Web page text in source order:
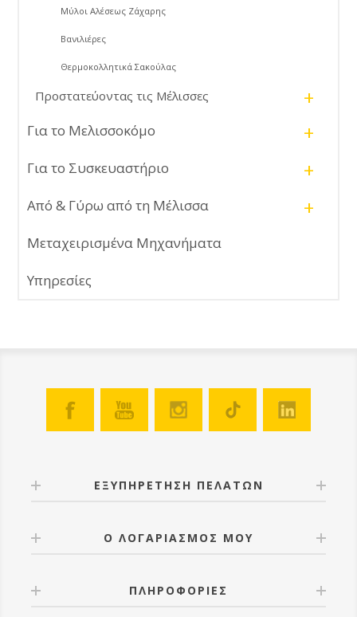
Μύλοι Αλέσεως Ζάχαρης
Βανιλιέρες
Θερμοκολλητικά Σακούλας
Προστατεύοντας τις Μέλισσες +
Για το Μελισσοκόμο +
Για το Συσκευαστήριο +
Από & Γύρω από τη Μέλισσα +
Μεταχειρισμένα Μηχανήματα
Υπηρεσίες
ΕΞΥΠΗΡΕΤΗΣΗ ΠΕΛΑΤΩΝ
Ο ΛΟΓΑΡΙΑΣΜΟΣ ΜΟΥ
ΠΛΗΡΟΦΟΡΙΕΣ